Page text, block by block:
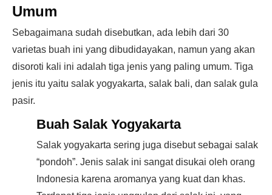
Umum
Sebagaimana sudah disebutkan, ada lebih dari 30
varietas buah ini yang dibudidayakan, namun yang akan
disoroti kali ini adalah tiga jenis yang paling umum. Tiga
jenis itu yaitu salak yogyakarta, salak bali, dan salak gula
pasir.
Buah Salak Yogyakarta
Salak yogyakarta sering juga disebut sebagai salak
“pondoh”. Jenis salak ini sangat disukai oleh orang
Indonesia karena aromanya yang kuat dan khas.